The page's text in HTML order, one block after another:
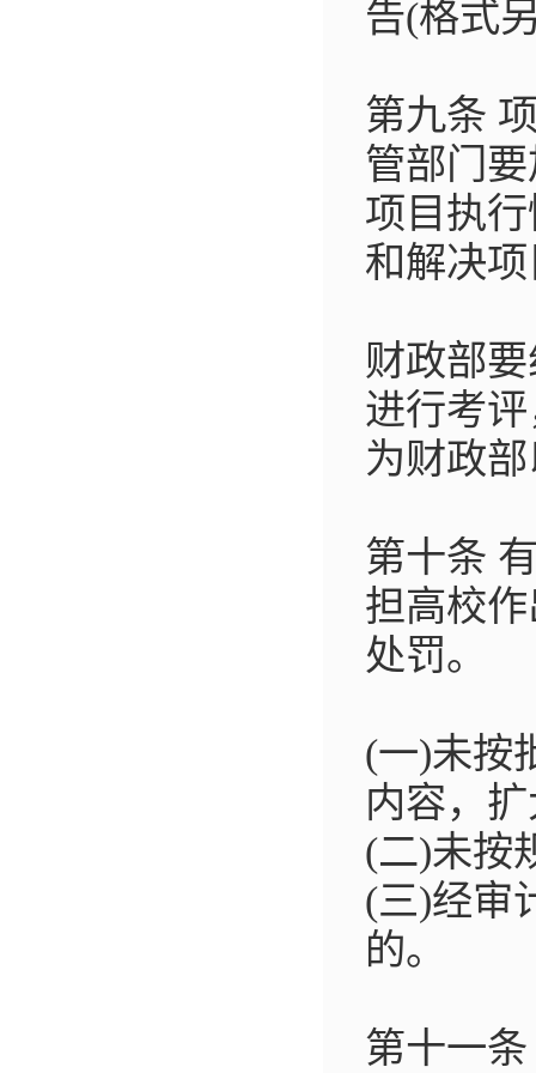
告(格式
第九条
管部门
项目执
和解决
财政部
进行考
为财政
第十条
担高校
处罚。
(一)未按
内容，
(二)未按
(三)经审
的。
第十一条